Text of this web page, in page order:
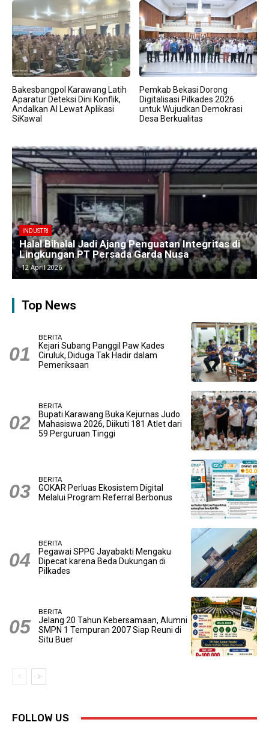
Bakesbangpol Karawang Latih
Aparatur Deteksi Dini Konflik,
Andalkan AI Lewat Aplikasi
SiKawal
Pemkab Bekasi Dorong
Digitalisasi Pilkades 2026
untuk Wujudkan Demokrasi
Desa Berkualitas
BERITA
Kawasan Industri Cikarang Kembali Padat,
Produksi dan Logistik Beroperasi Penuh”
9 April 2026
Top News
BERITA
Kejari Subang Panggil Paw Kades
Ciruluk, Diduga Tak Hadir dalam
Pemeriksaan
BERITA
Bupati Karawang Buka Kejurnas Judo
Mahasiswa 2026, Diikuti 181 Atlet dari
59 Perguruan Tinggi
BERITA
GOKAR Perluas Ekosistem Digital
Melalui Program Referral Berbonus
BERITA
Pegawai SPPG Jayabakti Mengaku
Dipecat karena Beda Dukungan di
Pilkades
BERITA
Jelang 20 Tahun Kebersamaan, Alumni
SMPN 1 Tempuran 2007 Siap Reuni di
Situ Buer
FOLLOW US